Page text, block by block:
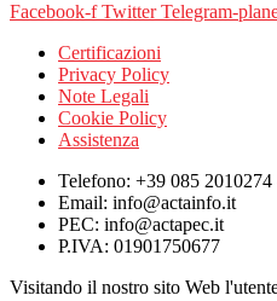
Facebook-f Twitter Telegram-
Certificazioni
Privacy Policy
Note Legali
Cookie Policy
Assistenza
Telefono: +39 085
Email: info@actainfo.it
PEC: info@actapec.it
P.IVA: 01901750677
Visitando il nostro sito Web